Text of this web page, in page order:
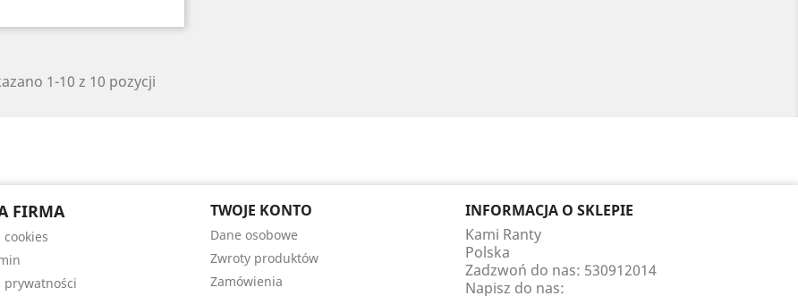
1-10 z 10 pozycji
FIRMA
cookies
prywatności
TWOJE KONTO
Dane osobowe
Zwroty produktów
Zamówienia
INFORMACJA O SKLEPIE
Kami Ranty
Polska
Zadzwoń do nas: 530912014
Napisz do nas: